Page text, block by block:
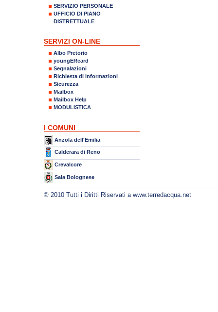
SERVIZIO PERSONALE
UFFICIO DI PIANO
DISTRETTUALE
SERVIZI ON-LINE
Albo Pretorio
youngERcard
Segnalazioni
Richiesta di informazioni
Sicurezza
Mailbox
Mailbox Help
MODULISTICA
I COMUNI
Anzola dell'Emilia
Calderara di Reno
Crevalcore
Sala Bolognese
© 2010 Tutti i Diritti Riservati a www.terredacqua.net